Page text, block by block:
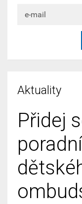
Aktuality
Přidej